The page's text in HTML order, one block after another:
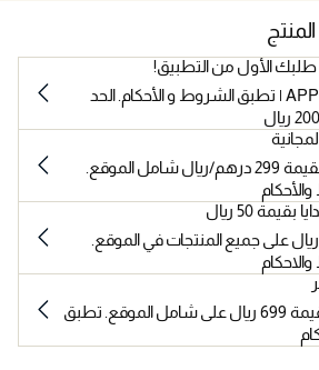
استخدم الكود: APP | تطبق الشروط و الأحكام. الحد
عند التسووق بقيمة 299 درهم/ريال شامل الموقع.
50 ريال
عند إنفاق 699 ريال على جميع المنتجات في الموقع.
عند التسوق بقيمة 699 ريال على شامل الموقع. تطبق